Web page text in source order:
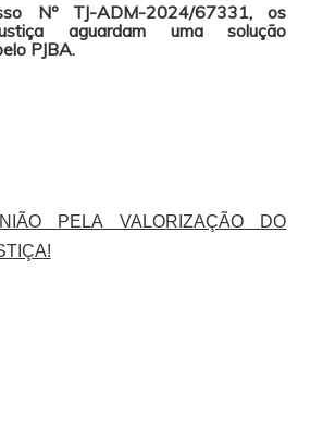
Nº TJ-ADM-2024/67331, os
aguardam uma solução
PJBA.
PELA VALORIZAÇÃO DO